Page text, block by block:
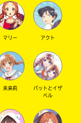
マリー アクト
未来莉
パットとイザ
ベル